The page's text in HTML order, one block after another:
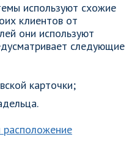
используют схожие
клиентов от
они используют
следующие
карточки;